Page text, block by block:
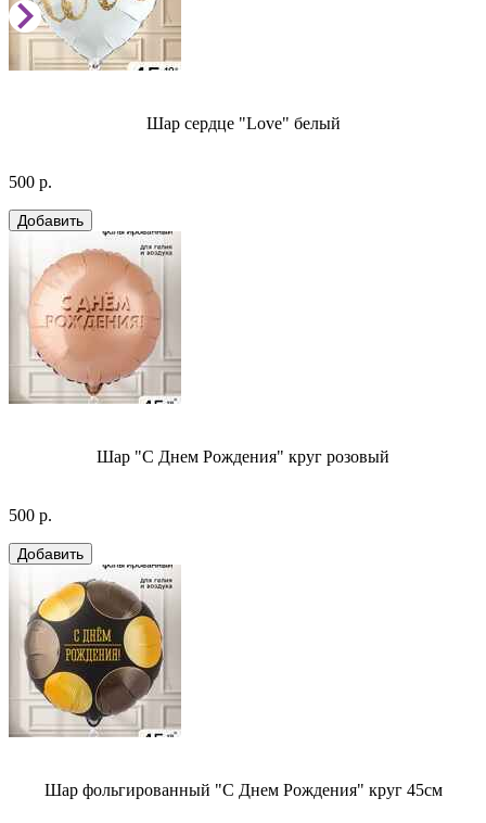
Шар сердце "Love" белый
500 р.
Шар "С Днем Рождения" круг розовый
500 р.
Шар фольгированный "С Днем Рождения" круг 45см